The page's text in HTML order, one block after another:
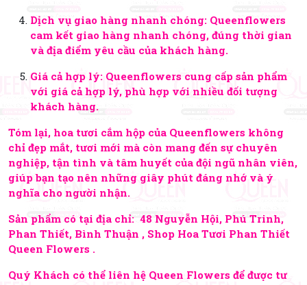
Dịch vụ giao hàng nhanh chóng: Queenflowers
cam kết giao hàng nhanh chóng, đúng thời gian
và địa điểm yêu cầu của khách hàng.
Giá cả hợp lý: Queenflowers cung cấp sản phẩm
với giá cả hợp lý, phù hợp với nhiều đối tượng
khách hàng.
Tóm lại, hoa tươi cắm hộp của Queenflowers không
chỉ đẹp mắt, tươi mới mà còn mang đến sự chuyên
nghiệp, tận tình và tâm huyết của đội ngũ nhân viên,
giúp bạn tạo nên những giây phút đáng nhớ và ý
nghĩa cho người nhận.
Sản phẩm có tại địa chỉ: 48 Nguyễn Hội, Phú Trinh,
Phan Thiết, Bình Thuận , Shop Hoa Tươi Phan Thiết
Queen Flowers .
Quý Khách có thể liên hệ Queen Flowers để được tư